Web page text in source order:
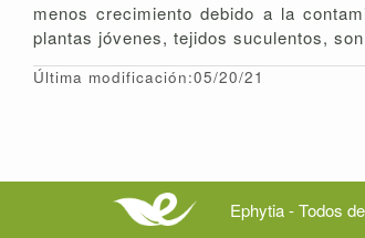
menos crecimiento debido a la
plantas jóvenes, tejidos suculentos,
Última modificación:05/20/21
Ephytia - Todos